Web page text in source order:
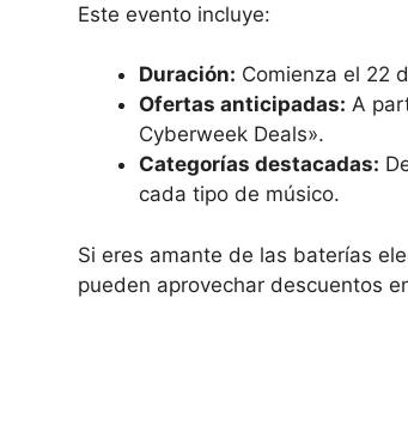
Este evento incluye:
Duración: Comienza el 22
Ofertas anticipadas: A
Cyberweek Deals».
Categorías destacadas:
cada tipo de músico.
Si eres amante de las baterías
pueden aprovechar descuentos